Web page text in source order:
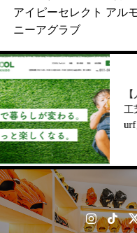
アイピーセレクト アル
ニーアグラブ
【人
工芝
urf」